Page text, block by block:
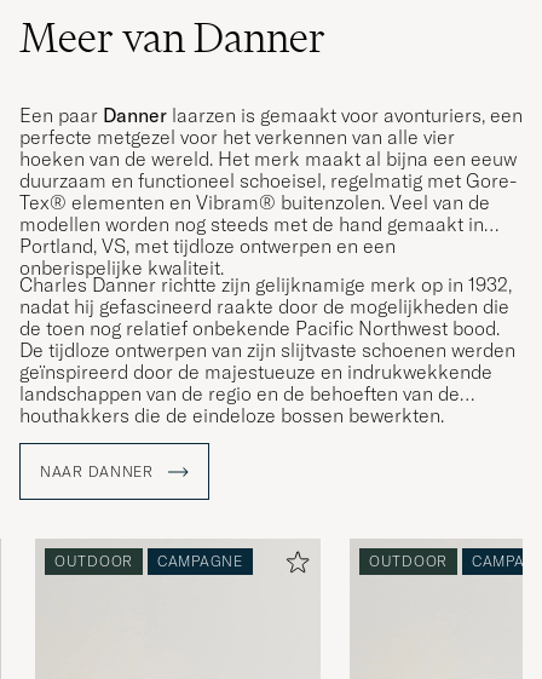
Meer van Danner
Een paar Danner laarzen is gemaakt voor avonturiers, een
perfecte metgezel voor het verkennen van alle vier
hoeken van de wereld. Het merk maakt al bijna een eeuw
duurzaam en functioneel schoeisel, regelmatig met Gore-
Tex® elementen en Vibram® buitenzolen. Veel van de
modellen worden nog steeds met de hand gemaakt in
Portland, VS, met tijdloze ontwerpen en een
onberispelijke kwaliteit.
Charles Danner richtte zijn gelijknamige merk op in 1932,
nadat hij gefascineerd raakte door de mogelijkheden die
de toen nog relatief onbekende Pacific Northwest bood.
De tijdloze ontwerpen van zijn slijtvaste schoenen werden
geïnspireerd door de majestueuze en indrukwekkende
landschappen van de regio en de behoeften van de
houthakkers die de eindeloze bossen bewerkten.
daarom de natuurlijke keuze voor de echte pionier.
NAAR DANNER
OUTDOOR CAMPAGNE OUTDOOR